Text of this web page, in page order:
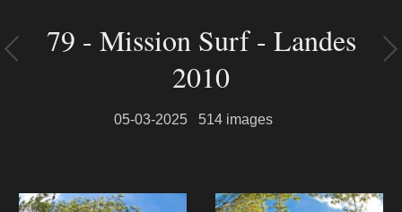
79 - Mission Surf - Landes
2010
05-03-2025 514 images